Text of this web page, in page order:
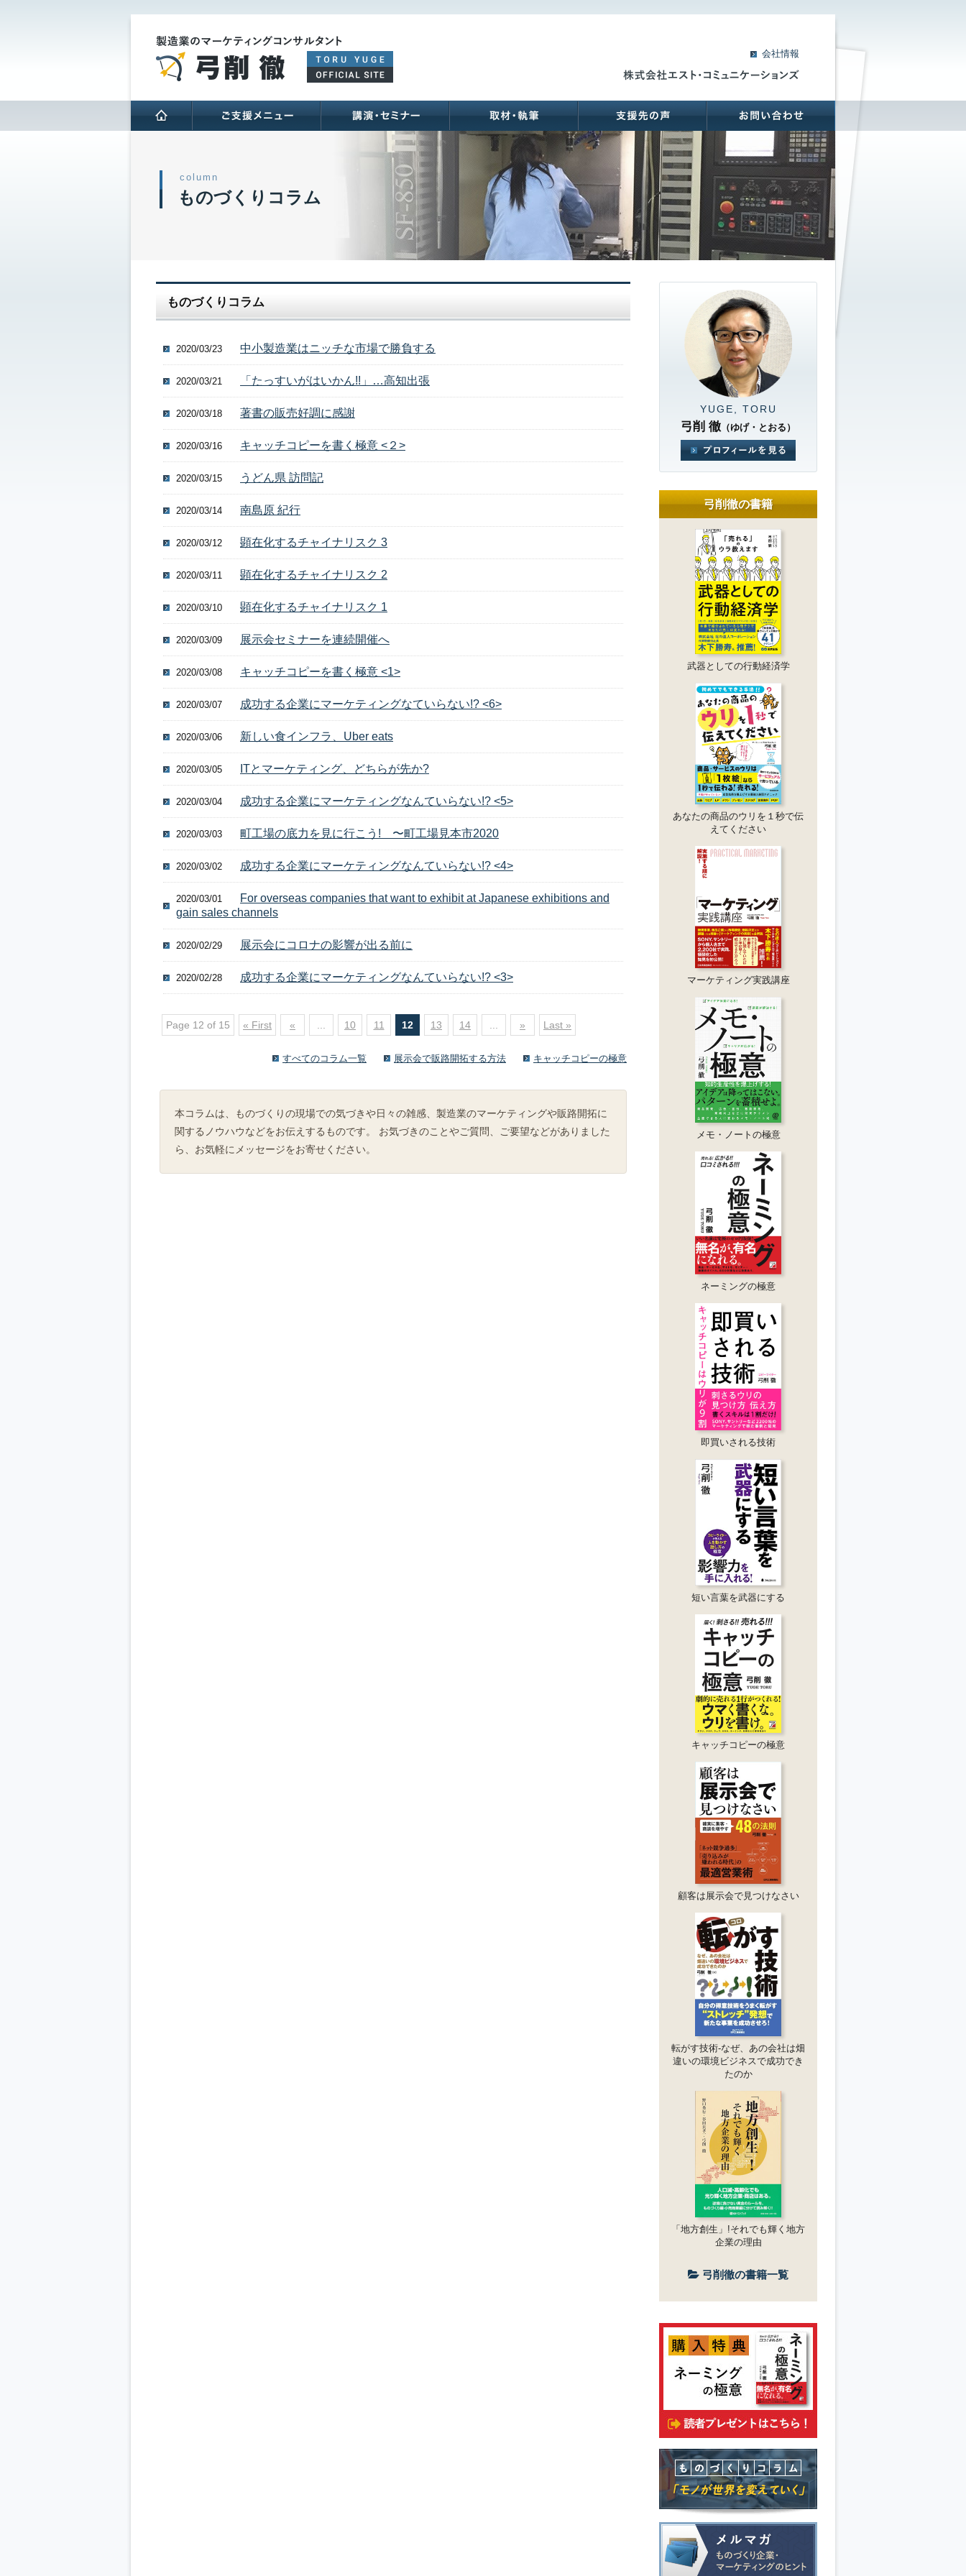
会社情報
HOME ご支援メニュー 講演･セミナー 取材･執筆 支援先の声
column
ものづくりコラム
ものづくりコラム
2020/03/23 中小製造業はニッチな市場で勝負する
2020/03/21 「たっすいがはいかん!!」…高知出張
2020/03/18 著書の販売好調に感謝
2020/03/16 キャッチコピーを書く極意 <２>
2020/03/15 うどん県 訪問記
2020/03/14 南島原 紀行
2020/03/12 顕在化するチャイナリスク 3
2020/03/11 顕在化するチャイナリスク 2
2020/03/10 顕在化するチャイナリスク 1
2020/03/09 展示会セミナーを連続開催へ
2020/03/08 キャッチコピーを書く極意 <1>
2020/03/07 成功する企業にマーケティングなていらない!? <6>
2020/03/06 新しい食インフラ、Uber eats
2020/03/05 ITとマーケティング、どちらが先か?
2020/03/04 成功する企業にマーケティングなんていらない!? <5>
2020/03/03 町工場の底力を見に行こう! 〜町工場見本市2020
2020/03/02 成功する企業にマーケティングなんていらない!? <4>
2020/03/01
For overseas companies that want to exhibit at Japanese exhibitions and
gain sales channels
2020/02/29 展示会にコロナの影響が出る前に
2020/02/28 成功する企業にマーケティングなんていらない!? <3>
Page 12 of 15 « First « 10 11 12 13 14 » Last »
すべてのコラム一覧 展示会で販路開拓する方法 キャッチコピーの極意
本コラムは、ものづくりの現場での気づきや日々の雑感、製造業のマーケティングや販路開拓に
関するノウハウなどをお伝えするものです。 お気づきのことやご質問、ご要望などがありました
ら、お気軽にメッセージをお寄せください。
YUGE, TORU
弓削 徹 （ゆげ・とおる）
弓削徹の書籍
武器としての行動経済学
あなたの商品のウリを１秒で伝
えてください
マーケティング実践講座
メモ・ノートの極意
ネーミングの極意
即買いされる技術
短い言葉を武器にする
キャッチコピーの極意
顧客は展示会で見つけなさい
転がす技術-なぜ、あの会社は畑
違いの環境ビジネスで成功でき
たのか
「地方創生」!それでも輝く地方
企業の理由
弓削徹の書籍一覧